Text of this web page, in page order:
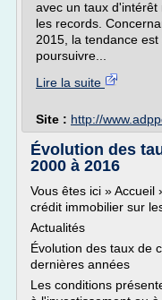
avec un taux
les records.
2015, la tendance
poursuivre...
Lire la suite
Site : http://
Évolution des
2000 à 2016
Vous êtes ici » Accueil
crédit immobilier sur
Actualités
Évolution des taux de
dernières années
Les conditions